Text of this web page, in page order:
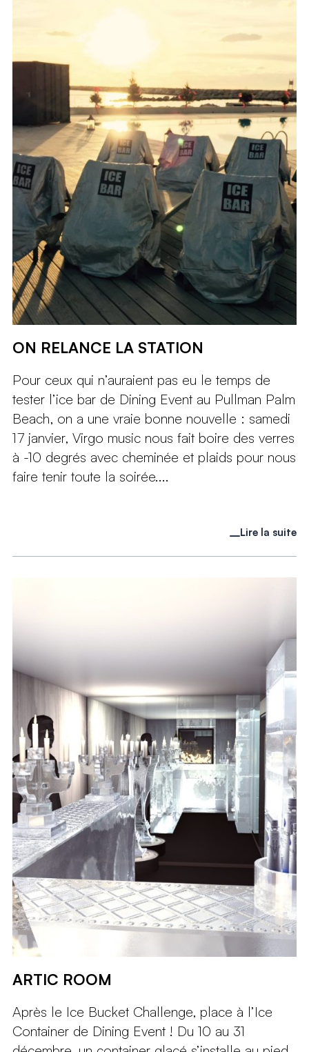
ON RELANCE LA STATION
Pour ceux qui n’auraient pas eu le temps de
tester l’ice bar de Dining Event au Pullman Palm
Beach, on a une vraie bonne nouvelle : samedi
17 janvier, Virgo music nous fait boire des verres
à -10 degrés avec cheminée et plaids pour nous
faire tenir toute la soirée....
Lire la suite
ARTIC ROOM
Après le Ice Bucket Challenge, place à l’Ice
Container de Dining Event ! Du 10 au 31